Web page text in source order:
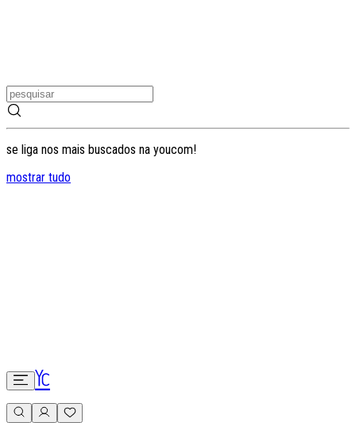
se liga nos mais buscados na youcom!
mostrar tudo